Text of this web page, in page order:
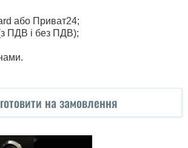
або Приват24;
ПДВ і без ПДВ);
на замовлення